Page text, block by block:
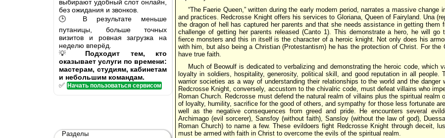
выбирают удобный слот онлайн,
без ожидания и звонков.
🕒 В результате меньше
путаницы, больше точных
визитов и ровная загрузка на
неделю вперёд.
💡 Подходит тем, кто
оказывает услуги по времени:
мастерам, студиям, кабинетам
и небольшим командам.
✅ Начать пользоваться сервисом
Разделы
“The Faerie Queen,” written during the early modern period, narrates a massive change
and practices. Redcrosse Knight offers his services to Gloriana, Queen of Fairyland. Una
the dragon of hell has captured her parents and that she needs assistance in getting them
challenge of getting her parents released (Canto 1). This demonstrate a hero, he will go
fierce monsters and this in itself is the character of a heroic knight. Not only does his
with him, but also being a Christian (Protestantism) he has the protection of Christ. For the
have true faith.
Much of Beowulf is dedicated to verbalizing and demonstrating the heroic code, which
loyalty in soldiers, hospitality, generosity, political skill, and good reputation in all people.
warrior societies as a way of understanding their relationships to the world and the danger
Redcrosse Knight, conversely, accustom to the chivalric code, must defeat villains who
Roman Church. Redcrosse must defend the natural realm of villains plus the spiritual realm
of loyalty, humility, sacrifice for the good of others, and sympathy for those less fortunate
well as the negative consequences from greed and pride. He encounters several
Archimago (evil sorcerer), Sansfoy (without faith), Sansloy (without the law of god),
Roman Church) to name a few. These evildoers fight Redcrosse Knight through deceit,
must be armed with faith in Christ to overcome the evils of the spiritual realm.